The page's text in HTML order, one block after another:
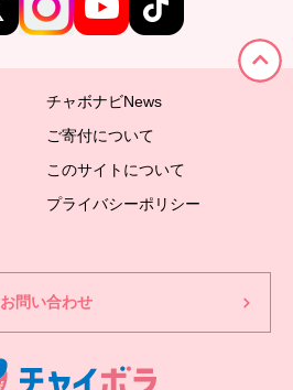
チャボナビNews
ご寄付について
このサイトについて
プライバシーポリシー
お問い合わせ